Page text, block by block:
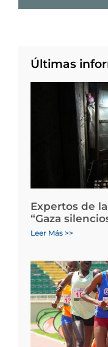
Últimas
Expertos de
“Gaza
Leer Más >>